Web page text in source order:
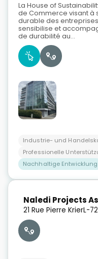
La House of
de Commerce visant à
durable des
sensibilise et
de durabilité au...
Industrie- und
Professionelle
Nachhaltige Entwicklung
Naledi Projects
21 Rue Pierre KrierL-